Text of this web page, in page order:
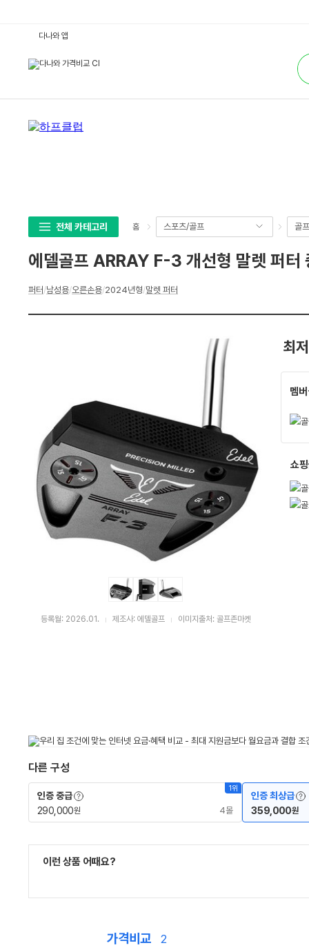
합
검
색
다나와 앱
전체 카테고리 홈 스포츠/골프 골
에델골프 ARRAY F-3 개선형 말렛 퍼터
상
퍼터 /남성용/오른손용/2024년형/말렛 퍼터
등록월: 2026.01. 제조사: 에델골프 이미지출처: 골프존마켓
최
멤
쇼
다른 구성
1위
인증 중급용어사전 레이어 보기
290,000원 4몰
인증 최상급용
359,000원
이런 상품 어때요?
가격비교 2